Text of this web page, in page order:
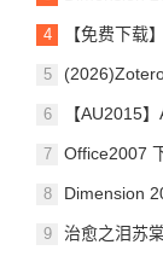
【免费下载】趣味复
(2026)Zotero 9
【AU2015
Office2007
Dimension
治愈之泪苏棠秦野(完结